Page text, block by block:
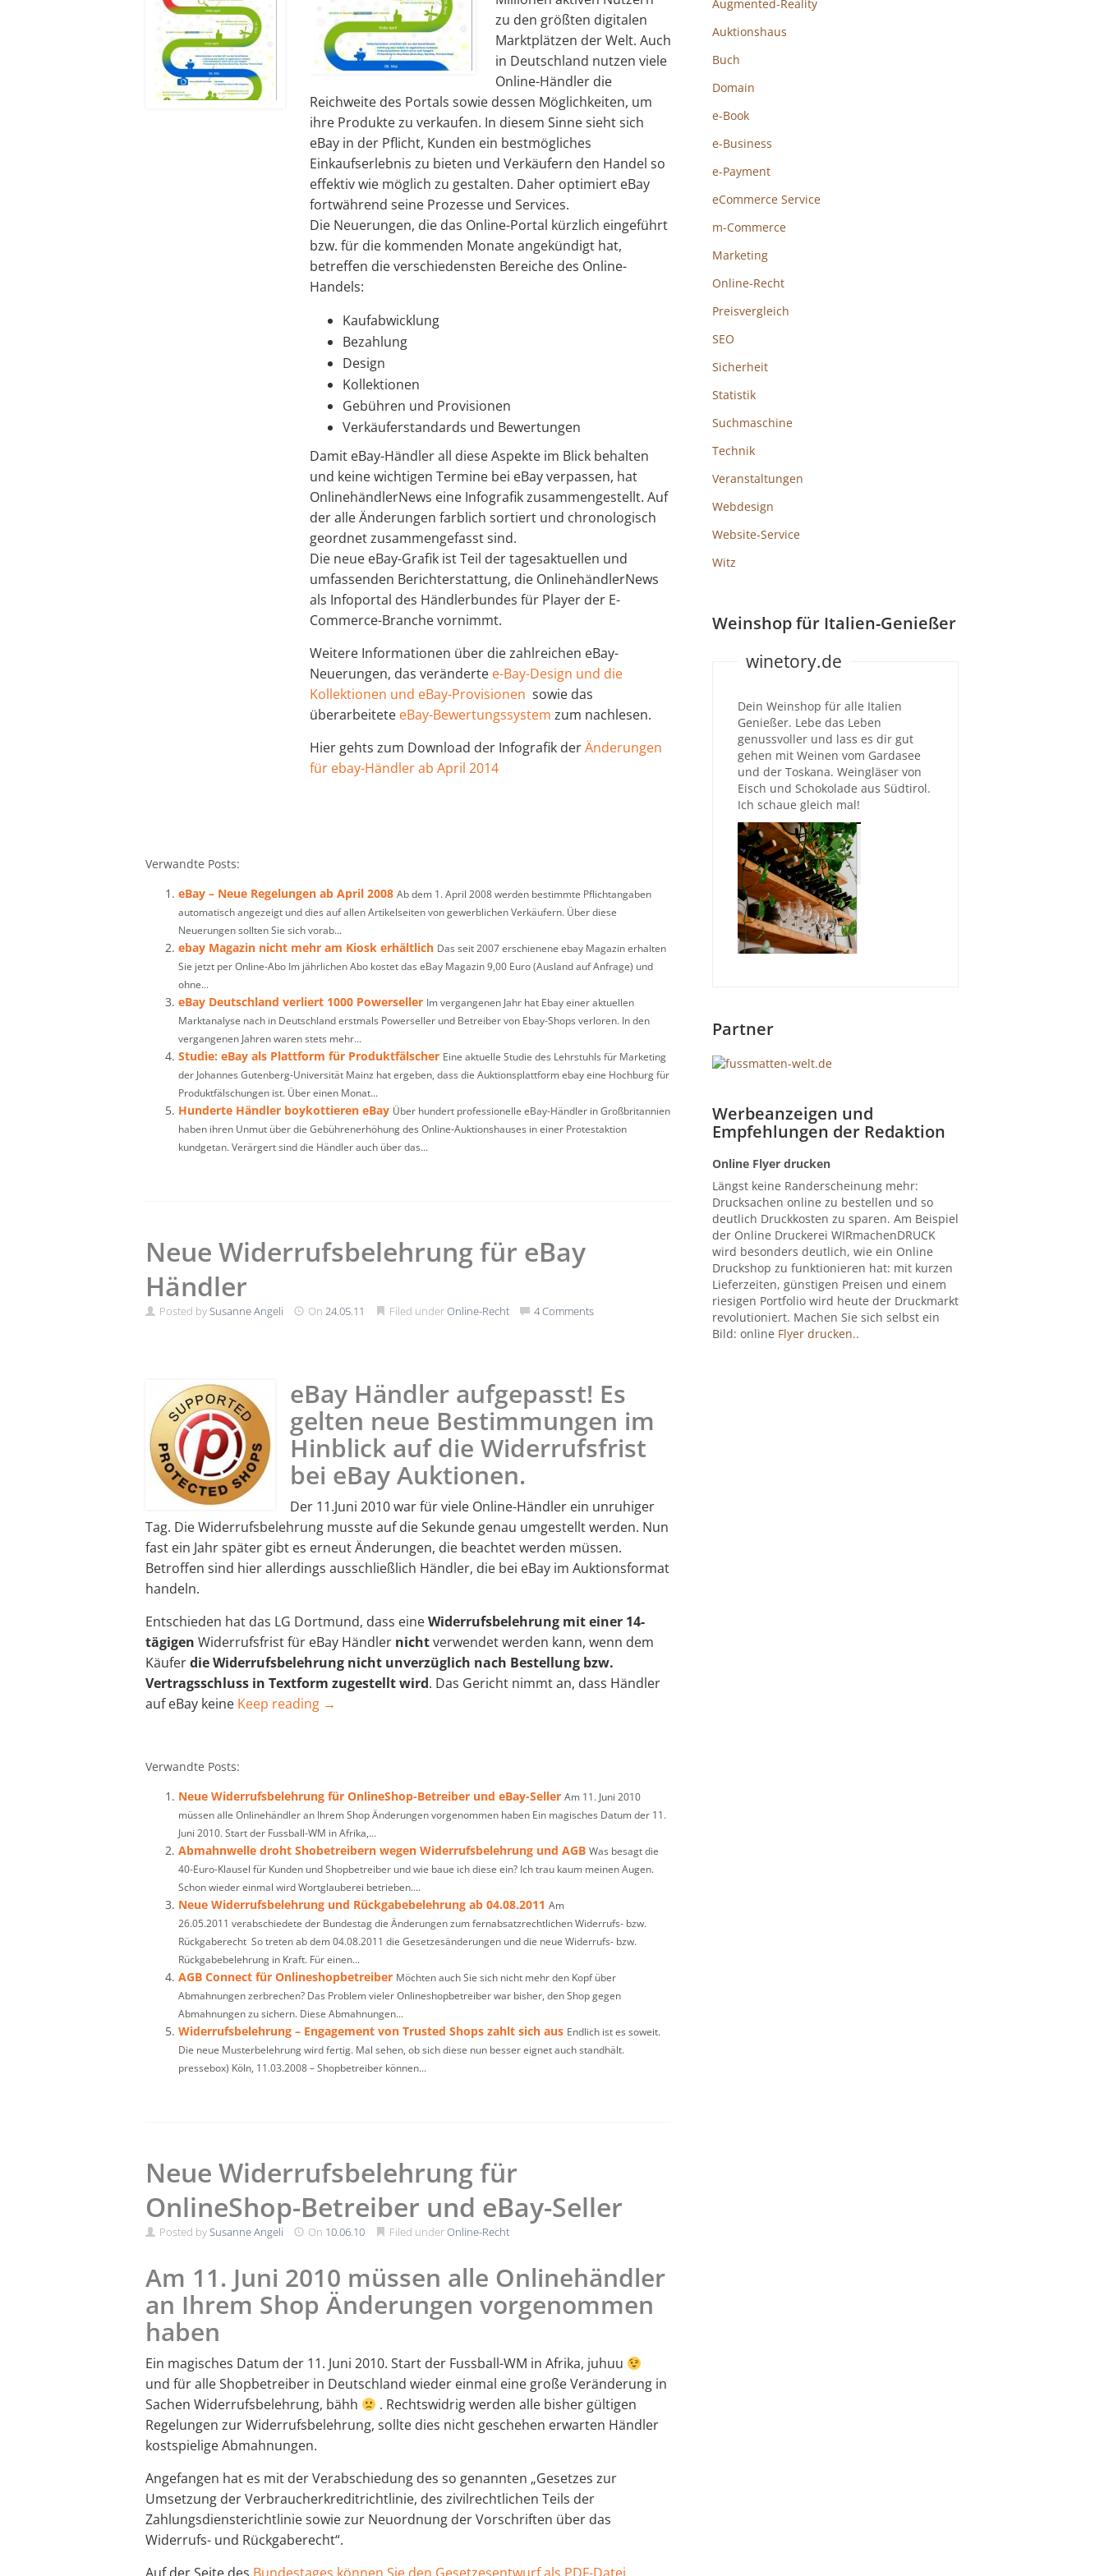
zu den größten digitalen
Marktplätzen der Welt. Auch
in Deutschland nutzen viele
Online-Händler die
Reichweite des Portals sowie dessen Möglichkeiten, um
ihre Produkte zu verkaufen. In diesem Sinne sieht sich
eBay in der Pflicht, Kunden ein bestmögliches
Einkaufserlebnis zu bieten und Verkäufern den Handel so
effektiv wie möglich zu gestalten. Daher optimiert eBay
fortwährend seine Prozesse und Services.
Die Neuerungen, die das Online-Portal kürzlich eingeführt
bzw. für die kommenden Monate angekündigt hat,
betreffen die verschiedensten Bereiche des Online-
Handels:
Kaufabwicklung
Bezahlung
Design
Kollektionen
Gebühren und Provisionen
Verkäuferstandards und Bewertungen
Damit eBay-Händler all diese Aspekte im Blick behalten
und keine wichtigen Termine bei eBay verpassen, hat
OnlinehändlerNews eine Infografik zusammengestellt. Auf
der alle Änderungen farblich sortiert und chronologisch
geordnet zusammengefasst sind.
Die neue eBay-Grafik ist Teil der tagesaktuellen und
umfassenden Berichterstattung, die OnlinehändlerNews
als Infoportal des Händlerbundes für Player der E-
Commerce-Branche vornimmt.
Weitere Informationen über die zahlreichen eBay-
Neuerungen, das veränderte e-Bay-Design und die
Kollektionen und eBay-Provisionen sowie das
überarbeitete eBay-Bewertungssystem zum nachlesen.
Hier gehts zum Download der Infografik derÄnderungen
für ebay-Händler ab April 2014
Verwandte Posts:
eBay – Neue Regelungen ab April 2008 Ab dem 1. April 2008 werden bestimmte Pflichtangaben
automatisch angezeigt und dies auf allen Artikelseiten von gewerblichen Verkäufern. Über diese
Neuerungen sollten Sie sich vorab...
ebay Magazin nicht mehr am Kiosk erhältlich Das seit 2007 erschienene ebay Magazin erhalten
Sie jetzt per Online-Abo Im jährlichen Abo kostet das eBay Magazin 9,00 Euro (Ausland auf Anfrage) und
ohne...
eBay Deutschland verliert 1000 Powerseller Im vergangenen Jahr hat Ebay einer aktuellen
Marktanalyse nach in Deutschland erstmals Powerseller und Betreiber von Ebay-Shops verloren. In den
vergangenen Jahren waren stets mehr...
Studie: eBay als Plattform für Produktfälscher Eine aktuelle Studie des Lehrstuhls für Marketing
der Johannes Gutenberg-Universität Mainz hat ergeben, dass die Auktionsplattform ebay eine Hochburg für
Produktfälschungen ist. Über einen Monat...
Hunderte Händler boykottieren eBay Über hundert professionelle eBay-Händler in Großbritannien
haben ihren Unmut über die Gebührenerhöhung des Online-Auktionshauses in einer Protestaktion
kundgetan. Verärgert sind die Händler auch über das...
Neue Widerrufsbelehrung für eBay
Händler
Posted bySusanne Angeli On 24.05.11 Filed underOnline-Recht 4 Comments
eBay Händler aufgepasst! Es
gelten neue Bestimmungen im
Hinblick auf die Widerrufsfrist
bei eBay Auktionen.
Der 11.Juni 2010 war für viele Online-Händler ein unruhiger
Tag. Die Widerrufsbelehrung musste auf die Sekunde genau umgestellt werden. Nun
fast ein Jahr später gibt es erneut Änderungen, die beachtet werden müssen.
Betroffen sind hier allerdings ausschließlich Händler, die bei eBay im Auktionsformat
handeln.
Entschieden hat das LG Dortmund, dass eineWiderrufsbelehrung mit einer 14-
tägigen Widerrufsfrist für eBay Händler nichtverwendet werden kann, wenn dem
Käuferdie Widerrufsbelehrung nicht unverzüglich nach Bestellung bzw.
Vertragsschluss in Textform zugestellt wird. Das Gericht nimmt an, dass Händler
auf eBay keine Keep reading →
Verwandte Posts:
Neue Widerrufsbelehrung für OnlineShop-Betreiber und eBay-Seller Am 11. Juni 2010
müssen alle Onlinehändler an Ihrem Shop Änderungen vorgenommen haben Ein magisches Datum der 11.
Juni 2010. Start der Fussball-WM in Afrika,...
Abmahnwelle droht Shobetreibern wegen Widerrufsbelehrung und AGB Was besagt die
40-Euro-Klausel für Kunden und Shopbetreiber und wie baue ich diese ein? Ich trau kaum meinen Augen.
Schon wieder einmal wird Wortglauberei betrieben....
Neue Widerrufsbelehrung und Rückgabebelehrung ab 04.08.2011 Am
26.05.2011 verabschiedete der Bundestag die Änderungen zum fernabsatzrechtlichen Widerrufs- bzw.
Rückgaberecht So treten ab dem 04.08.2011 die Gesetzesänderungen und die neue Widerrufs- bzw.
Rückgabebelehrung in Kraft. Für einen...
AGB Connect für Onlineshopbetreiber Möchten auch Sie sich nicht mehr den Kopf über
Abmahnungen zerbrechen? Das Problem vieler Onlineshopbetreiber war bisher, den Shop gegen
Abmahnungen zu sichern. Diese Abmahnungen...
Widerrufsbelehrung – Engagement von Trusted Shops zahlt sich aus Endlich ist es soweit.
Die neue Musterbelehrung wird fertig. Mal sehen, ob sich diese nun besser eignet auch standhält.
pressebox) Köln, 11.03.2008 – Shopbetreiber können...
Neue Widerrufsbelehrung für
OnlineShop-Betreiber und eBay-Seller
Posted bySusanne Angeli On 10.06.10 Filed underOnline-Recht
Am 11. Juni 2010 müssen alle Onlinehändler
an Ihrem Shop Änderungen vorgenommen
haben
Ein magisches Datum der 11. Juni 2010. Start der Fussball-WM in Afrika, juhuu
und für alle Shopbetreiber in Deutschland wieder einmal eine große Veränderung in
Sachen Widerrufsbelehrung, bähh
. Rechtswidrig werden alle bisher gültigen
Regelungen zur Widerrufsbelehrung, sollte dies nicht geschehen erwarten Händler
kostspielige Abmahnungen.
Angefangen hat es mit der Verabschiedung des so genannten „Gesetzes zur
Umsetzung der Verbraucherkreditrichtlinie, des zivilrechtlichen Teils der
Zahlungsdiensterichtlinie sowie zur Neuordnung der Vorschriften über das
Widerrufs- und Rückgaberecht“.
Augmented-Reality
Auktionshaus
Buch
Domain
e-Book
e-Business
e-Payment
eCommerce Service
m-Commerce
Marketing
Online-Recht
Preisvergleich
SEO
Sicherheit
Statistik
Suchmaschine
Technik
Veranstaltungen
Webdesign
Website-Service
Witz
Weinshop für Italien-Genießer
winetory.de
Dein Weinshop für alle Italien
Genießer. Lebe das Leben
genussvoller und lass es dir gut
gehen mit Weinen vom Gardasee
und der Toskana. Weingläser von
Eisch und Schokolade aus Südtirol.
Ich schaue gleich mal!
Partner
Werbeanzeigen und
Empfehlungen der Redaktion
Online Flyer drucken
Längst keine Randerscheinung mehr:
Drucksachen online zu bestellen und so
deutlich Druckkosten zu sparen. Am Beispiel
der Online Druckerei WIRmachenDRUCK
wird besonders deutlich, wie ein Online
Druckshop zu funktionieren hat: mit kurzen
Lieferzeiten, günstigen Preisen und einem
riesigen Portfolio wird heute der Druckmarkt
revolutioniert. Machen Sie sich selbst ein
Bild: online Flyer drucken..